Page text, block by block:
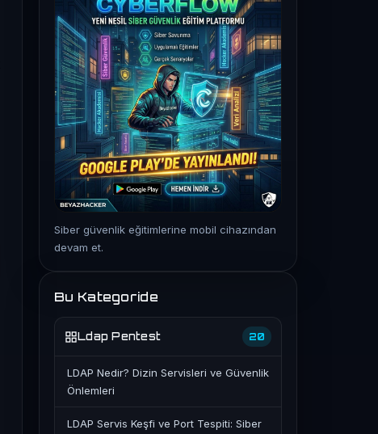
Siber güvenlik eğitimlerine mobil cihazından
devam et.
Bu Kategoride
Ldap Pentest 20
LDAP Nedir? Dizin Servisleri ve Güvenlik
Önlemleri
LDAP Servis Keşfi ve Port Tespiti: Siber